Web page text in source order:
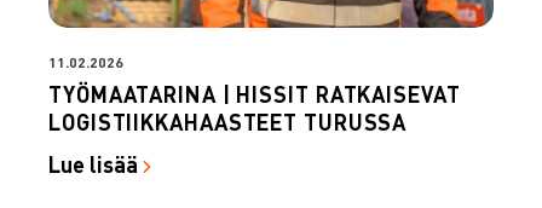
11.02.2026
TYÖMAATARINA | HISSIT RATKAISEVAT
LOGISTIIKKAHAASTEET TURUSSA
Lue lisää